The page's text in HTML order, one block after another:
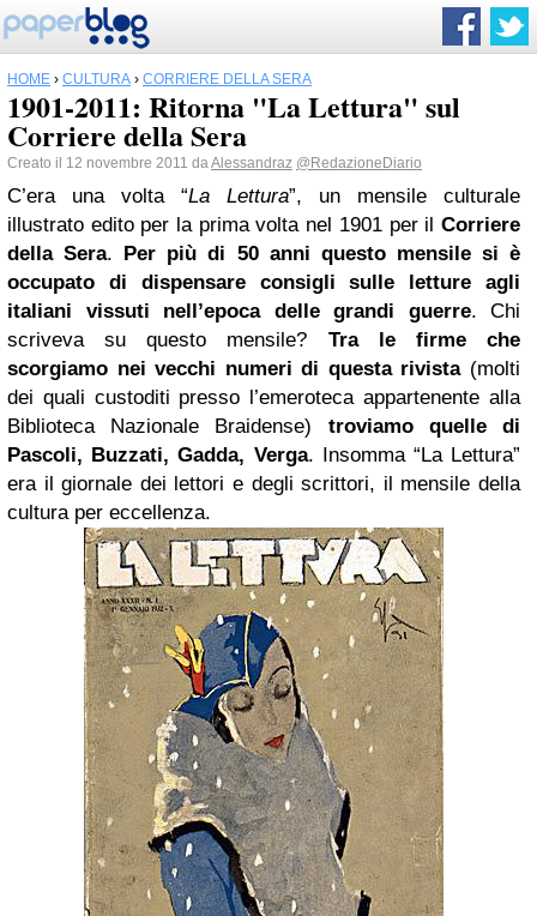
HOME › CULTURA › CORRIERE DELLA SERA
1901-2011: Ritorna "La Lettura" sul
Corriere della Sera
Creato il 12 novembre 2011 daAlessandraz @RedazioneDiario
C’era una volta “La Lettura”, un mensile culturale
illustrato edito per la prima volta nel 1901 per il Corriere
della Sera. Per più di 50 anni questo mensile si è
occupato di dispensare consigli sulle letture agli
italiani vissuti nell’epoca delle grandi guerre. Chi
scriveva su questo mensile? Tra le firme che
scorgiamo nei vecchi numeri di questa rivista (molti
dei quali custoditi presso l’emeroteca appartenente alla
Biblioteca Nazionale Braidense) troviamo quelle di
Pascoli, Buzzati, Gadda, Verga. Insomma “La Lettura”
era il giornale dei lettori e degli scrittori, il mensile della
cultura per eccellenza.